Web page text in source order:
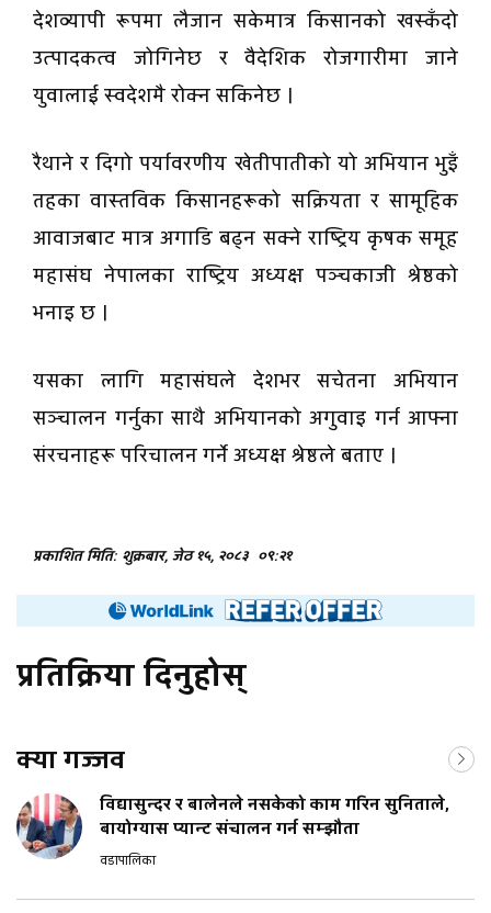
देशव्यापी रूपमा लैजान सकेमात्र किसानको खस्कँदो
उत्पादकत्व जोगिनेछ र वैदेशिक रोजगारीमा जाने
युवालाई स्वदेशमै रोक्न सकिनेछ ।
रैथाने र दिगो पर्यावरणीय खेतीपातीको यो अभियान भुइँ
तहका वास्तविक किसानहरूको सक्रियता र सामूहिक
आवाजबाट मात्र अगाडि बढ्न सक्ने राष्ट्रिय कृषक समूह
महासंघ नेपालका राष्ट्रिय अध्यक्ष पञ्चकाजी श्रेष्ठको
भनाइ छ ।
यसका लागि महासंघले देशभर सचेतना अभियान
सञ्चालन गर्नुका साथै अभियानको अगुवाइ गर्न आफ्ना
संरचनाहरू परिचालन गर्ने अध्यक्ष श्रेष्ठले बताए ।
प्रकाशित मिति: शुक्रबार, जेठ १५, २०८३ ०९:२१
प्रतिक्रिया दिनुहोस्
क्या गज्जव
विद्यासुन्दर र बालेनले नसकेको काम गरिन सुनिताले,
बायोग्यास प्यान्ट संचालन गर्न सम्झौता
वडापालिका